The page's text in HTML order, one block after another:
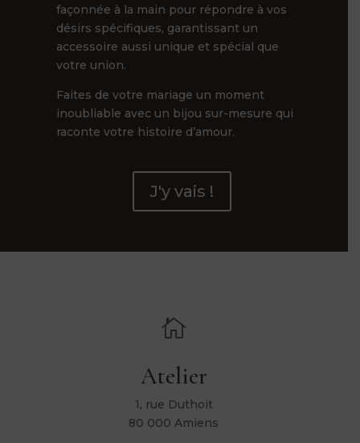
façonnée à la main pour répondre à vos
désirs spécifiques, garantissant un
accessoire aussi unique et spécial que
votre union.
Faites de votre mariage un moment
inoubliable avec un bijou sur-mesure qui
raconte votre histoire d’amour.
J'y vais !

Atelier
1, rue Duthoit
80 000 Amiens